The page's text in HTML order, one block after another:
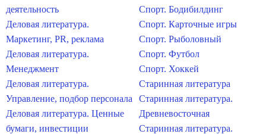
деятельность
Деловая литература.
Маркетинг, PR, реклама
Деловая литература.
Менеджмент
Деловая литература.
Управление, подбор персонала
Деловая литература. Ценные
бумаги, инвестиции
Спорт. Бодибилдинг
Спорт. Карточные игры
Спорт. Рыболовный
Спорт. Футбол
Спорт. Хоккей
Старинная литература
Старинная литература.
Древневосточная
Старинная литература.